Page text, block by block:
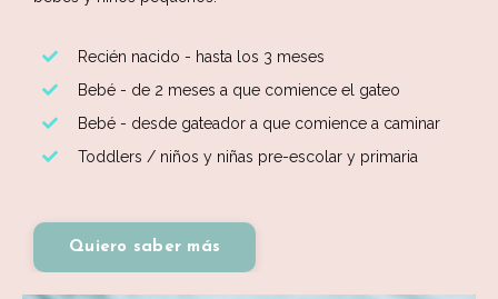
Recién nacido - hasta los 3 meses
Bebé - de 2 meses a que comience el gateo
Bebé - desde gateador a que comience a caminar
Toddlers / niños y niñas pre-escolar y primaria
Quiero saber más